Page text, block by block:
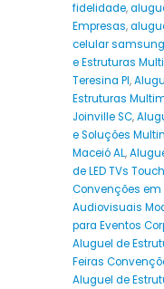
fidelidade,
Empresas,
celular samsung
e Estruturas
Teresina PI,
Estruturas
Joinville SC,
e Soluções
Maceió AL,
de LED TVs
Convenções em
Audiovisuais
para Eventos
Aluguel de
Feiras
Aluguel de